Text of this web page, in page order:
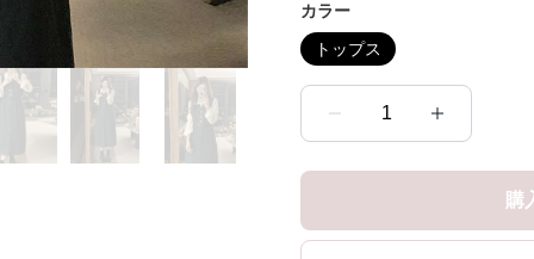
カラー
トップス
1
購